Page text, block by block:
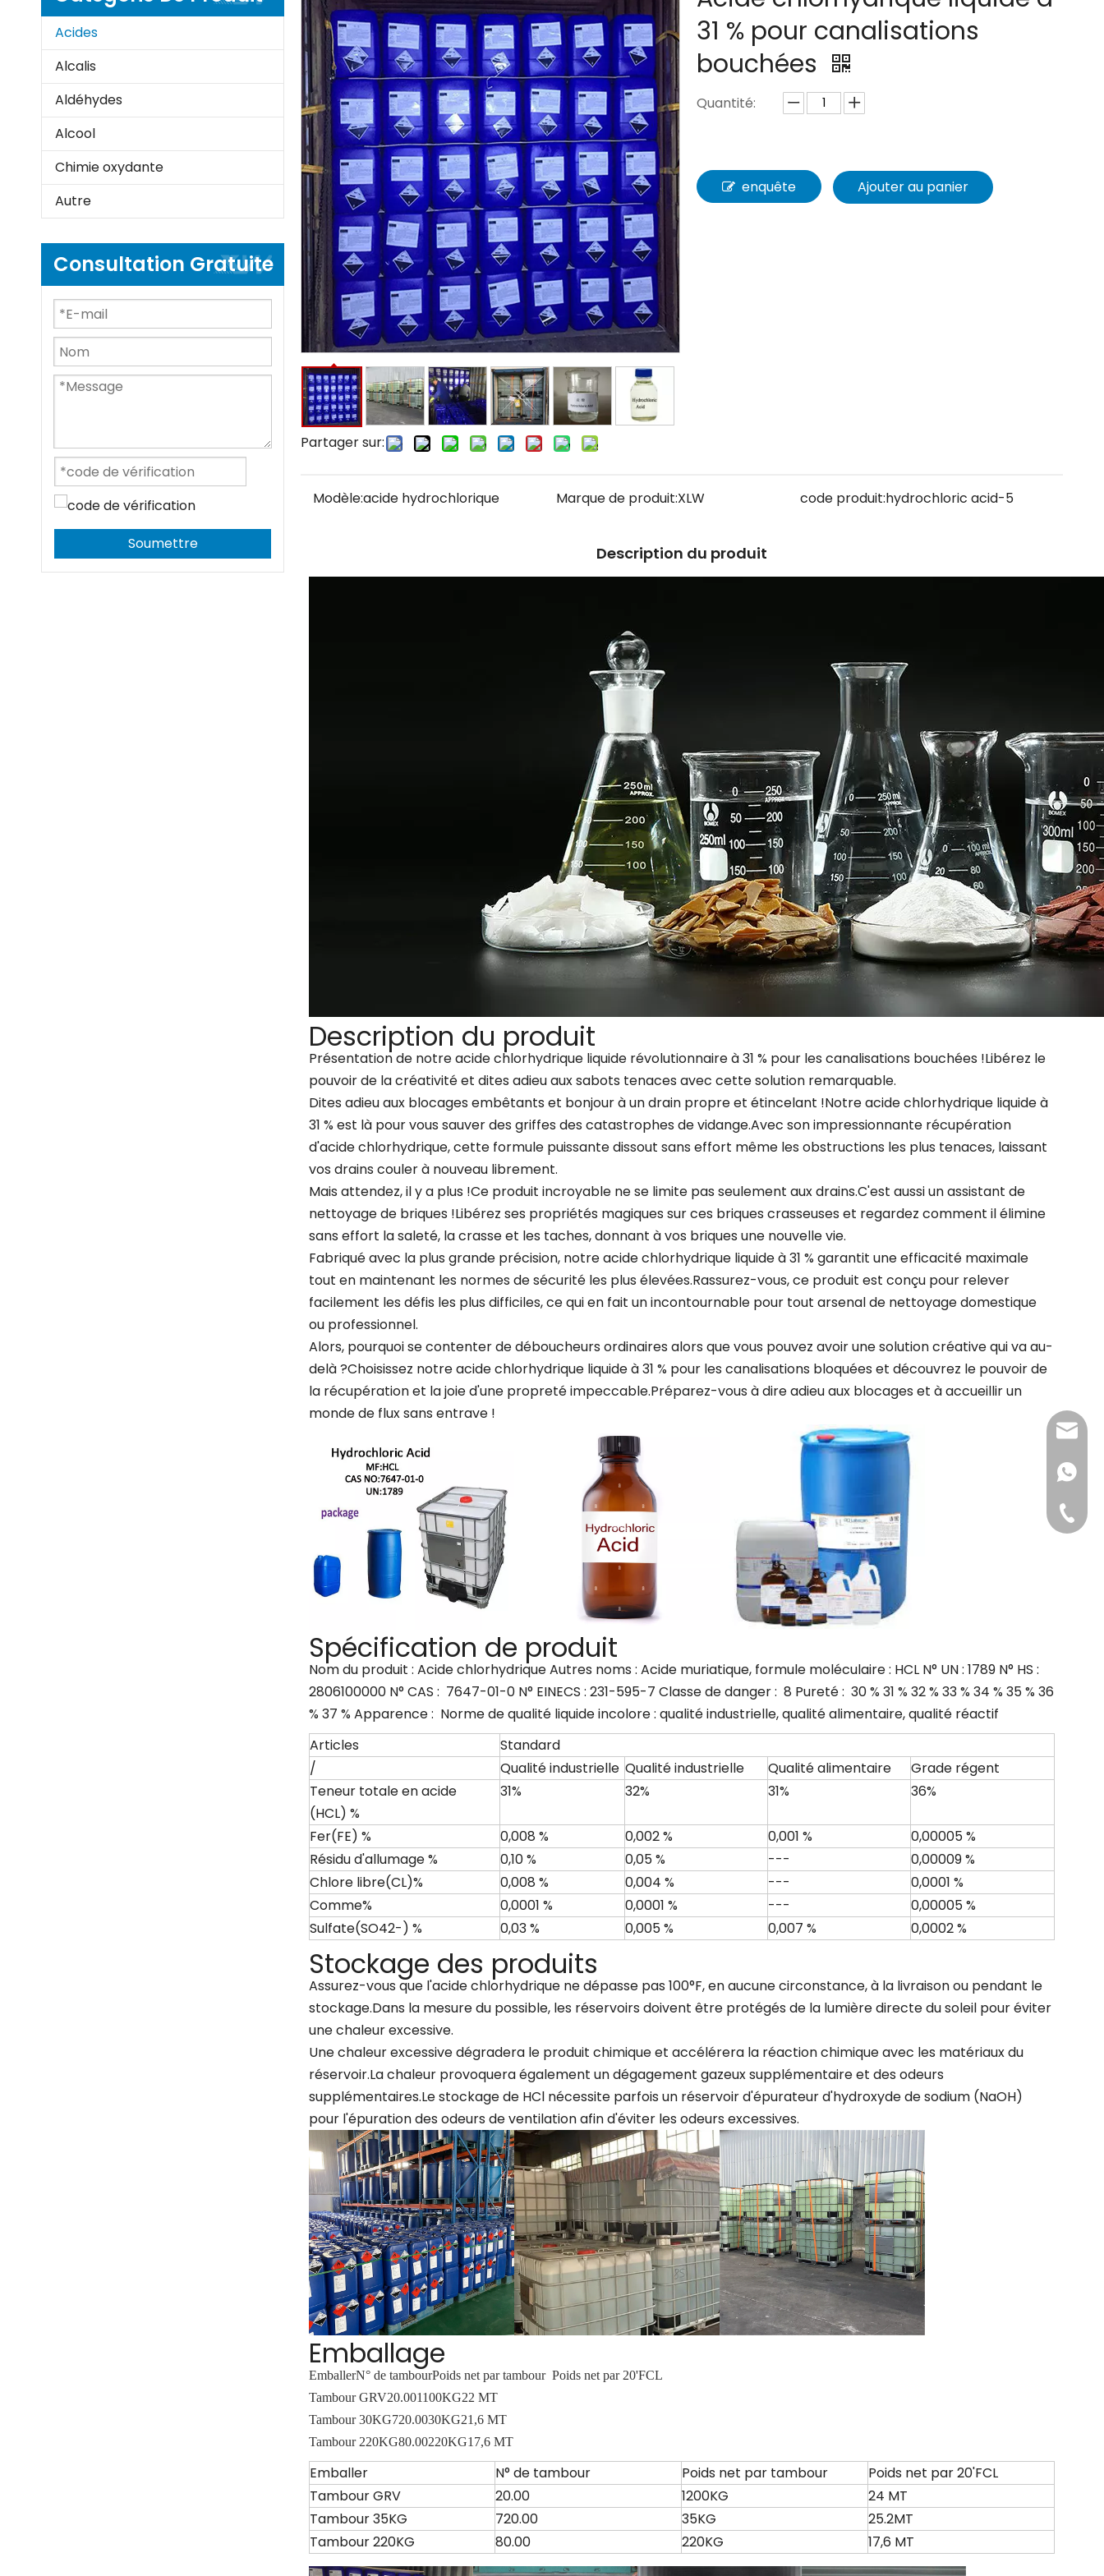
Acides
Alcalis
Aldéhydes
Alcool
Chimie oxydante
Autre
Consultation Gratuite
Soumettre
Partager sur:
31 % pour canalisations
bouchées
Quantité:
enquête Ajouter au panier
Modèle:acide hydrochlorique Marque de produit:XLW code produit:hydrochloric acid-5
Description du produit
Description du produit
Présentation de notre acide chlorhydrique liquide révolutionnaire à 31 % pour les canalisations bouchées !Libérez le
pouvoir de la créativité et dites adieu aux sabots tenaces avec cette solution remarquable.
Dites adieu aux blocages embêtants et bonjour à un drain propre et étincelant !Notre acide chlorhydrique liquide à
31 % est là pour vous sauver des griffes des catastrophes de vidange.Avec son impressionnante récupération
d'acide chlorhydrique, cette formule puissante dissout sans effort même les obstructions les plus tenaces, laissant
vos drains couler à nouveau librement.
Mais attendez, il y a plus !Ce produit incroyable ne se limite pas seulement aux drains.C'est aussi un assistant de
nettoyage de briques !Libérez ses propriétés magiques sur ces briques crasseuses et regardez comment il élimine
sans effort la saleté, la crasse et les taches, donnant à vos briques une nouvelle vie.
Fabriqué avec la plus grande précision, notre acide chlorhydrique liquide à 31 % garantit une efficacité maximale
tout en maintenant les normes de sécurité les plus élevées.Rassurez-vous, ce produit est conçu pour relever
facilement les défis les plus difficiles, ce qui en fait un incontournable pour tout arsenal de nettoyage domestique
ou professionnel.
Alors, pourquoi se contenter de déboucheurs ordinaires alors que vous pouvez avoir une solution créative qui va au-
delà ?Choisissez notre acide chlorhydrique liquide à 31 % pour les canalisations bloquées et découvrez le pouvoir de
la récupération et la joie d'une propreté impeccable.Préparez-vous à dire adieu aux blocages et à accueillir un
monde de flux sans entrave !
Spécification de produit
Nom du produit : Acide chlorhydrique Autres noms : Acide muriatique, formule moléculaire : HCL N° UN : 1789 N° HS :
2806100000 N° CAS : 7647-01-0 N° EINECS : 231-595-7 Classe de danger : 8 Pureté : 30 % 31 % 32 % 33 % 34 % 35 % 36
% 37 % Apparence : Norme de qualité liquide incolore : qualité industrielle, qualité alimentaire, qualité réactif
Articles
Standard
/
Qualité industrielle Qualité industrielle Qualité alimentaire
Grade régent
Teneur totale en acide
(HCL) %
31% 32% 31% 36%
Fer(FE) % 0,008 % 0,002 % 0,001 %
0,00005 %
Résidu d'allumage %
0,10 % 0,05 % ---
0,00009 %
Chlore libre(CL)%
0,008 % 0,004 % ---
0,0001 %
Comme%
0,0001 % 0,0001 % ---
0,00005 %
Sulfate(SO42-) %
0,03 % 0,005 % 0,007 % 0,0002 %
Stockage des produits
Assurez-vous que l'acide chlorhydrique ne dépasse pas 100°F, en aucune circonstance, à la livraison ou pendant le
stockage.Dans la mesure du possible, les réservoirs doivent être protégés de la lumière directe du soleil pour éviter
une chaleur excessive.
Une chaleur excessive dégradera le produit chimique et accélérera la réaction chimique avec les matériaux du
réservoir.La chaleur provoquera également un dégagement gazeux supplémentaire et des odeurs
supplémentaires.Le stockage de HCl nécessite parfois un réservoir d'épurateur d'hydroxyde de sodium (NaOH)
pour l'épuration des odeurs de ventilation afin d'éviter les odeurs excessives.
Emballage
EmballerN° de tambourPoids net par tambour Poids net par 20'FCL
Tambour GRV20.001100KG22 MT
Tambour 30KG720.0030KG21,6 MT
Tambour 220KG80.00220KG17,6 MT
Emballer N° de tambour Poids net par tambour
Poids net par 20'FCL
Tambour GRV
20.00 1200KG
24 MT
Tambour 35KG
720.00 35KG
25.2MT
Tambour 220KG
80.00 220KG 17,6 MT
+86-
+86-